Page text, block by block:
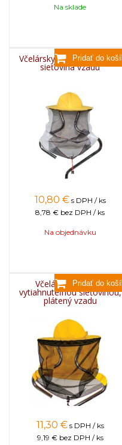
Na sklade
Včelársky klobúk bavlnený,
sieťovina vzadu
10,80 € s DPH / ks
8,78 € bez DPH / ks
Na objednávku
Včelársky klobúk s
vytiahnuteľnou sieťovinou,
plátený vzadu
11,30 € s DPH / ks
9,19 € bez DPH / ks